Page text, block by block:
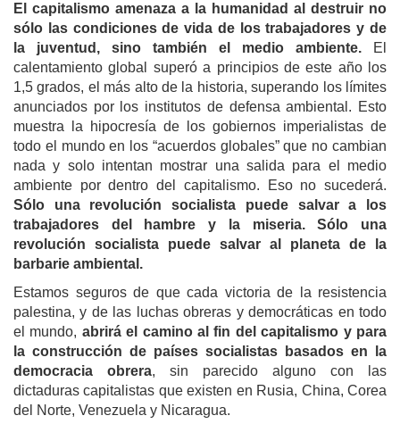
El capitalismo amenaza a la humanidad al destruir no
sólo las condiciones de vida de los trabajadores y de
la juventud, sino también el medio ambiente. El
calentamiento global superó a principios de este año los
1,5 grados, el más alto de la historia, superando los límites
anunciados por los institutos de defensa ambiental. Esto
muestra la hipocresía de los gobiernos imperialistas de
todo el mundo en los “acuerdos globales” que no cambian
nada y solo intentan mostrar una salida para el medio
ambiente por dentro del capitalismo. Eso no sucederá.
Sólo una revolución socialista puede salvar a los
trabajadores del hambre y la miseria. Sólo una
revolución socialista puede salvar al planeta de la
barbarie ambiental.
Estamos seguros de que cada victoria de la resistencia
palestina, y de las luchas obreras y democráticas en todo
el mundo, abrirá el camino al fin del capitalismo y para
la construcción de países socialistas basados ​​en la
democracia obrera, sin parecido alguno con las
dictaduras capitalistas que existen en Rusia, China, Corea
del Norte, Venezuela y Nicaragua.